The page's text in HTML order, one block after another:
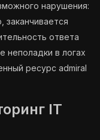
нарушения:
заканчивается
ответа
неполадки в логах
ресурс admiral
IT